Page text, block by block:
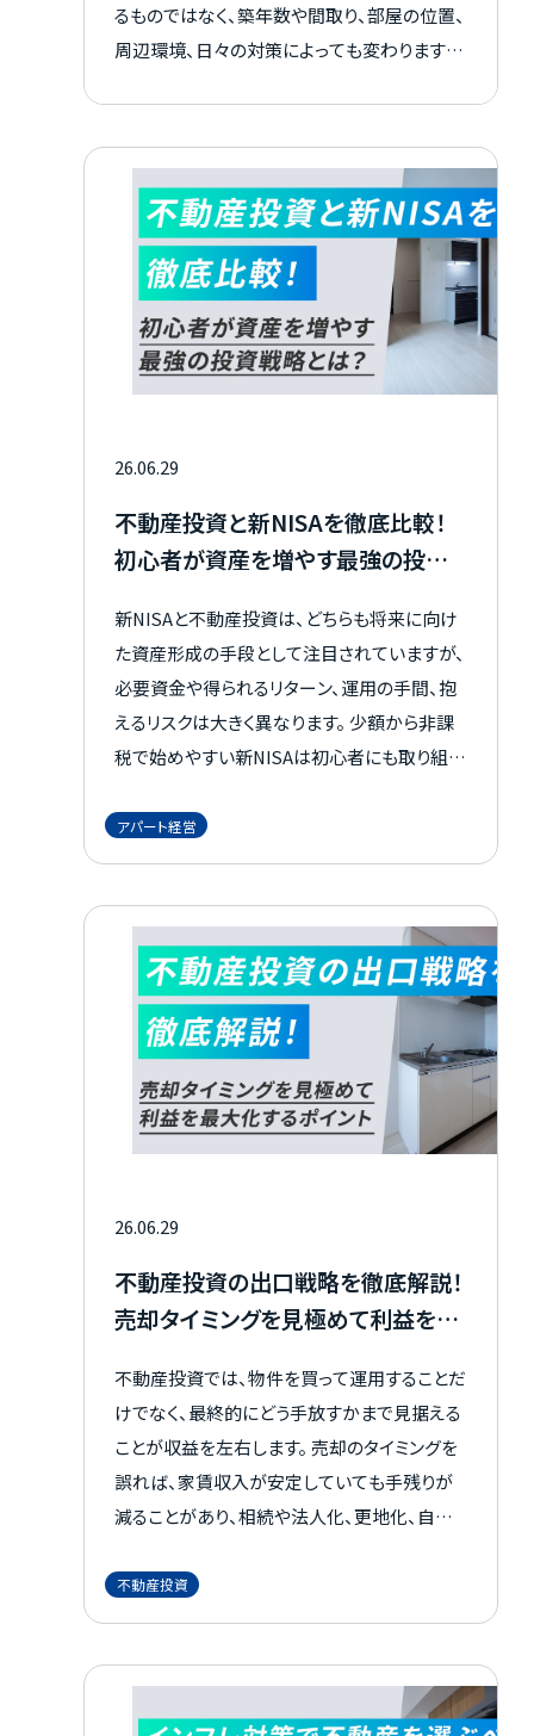
るものではなく、築年数や間取り、部屋の位置、
周辺環境、日々の対策によっても変わります。
RC造との違い、物件選びで確認したいポイン
ト、入居後に実践しやすい防音対策、ひどい騒
音に悩んだときの対処法まで、初めてでも分か
りやすく整理して解説しますので参考にしてく
ださい。
26.06.29
不動産投資と新NISAを徹底比較！
初心者が資産を増やす最強の投資
新NISAと不動産投資は、どちらも将来に向け
た資産形成の手段として注目されていますが、
必要資金や得られるリターン、運用の手間、抱
えるリスクは大きく異なります。 少額から非課
税で始めやすい新NISAは初心者にも取り組み
レバレッジを活かした運用を目指せる点が魅
力です。 大切なのは、どちらが優れているかで
リスク許容度に合う方法を選ぶことです。 この
記事では、それぞれの仕組みやメリット・注意
点、比較ポイント、目的別の活用法までをわか
りやすく整理して解説します。
アパート経営
26.06.29
不動産投資の出口戦略を徹底解説！
売却タイミングを見極めて利益を最
不動産投資では、物件を買って運用することだ
けでなく、最終的にどう手放すかまで見据える
ことが収益を左右します。 売却のタイミングを
誤れば、家賃収入が安定していても手残りが
減ることがあり、相続や法人化、更地化、自宅
変わるのです。 この記事では、出口戦略の基
本、売却タイミングの考え方、多様な選択肢、
産投資で利益最大化を目指すための考え方を
わかりやすく解説します。
不動産投資